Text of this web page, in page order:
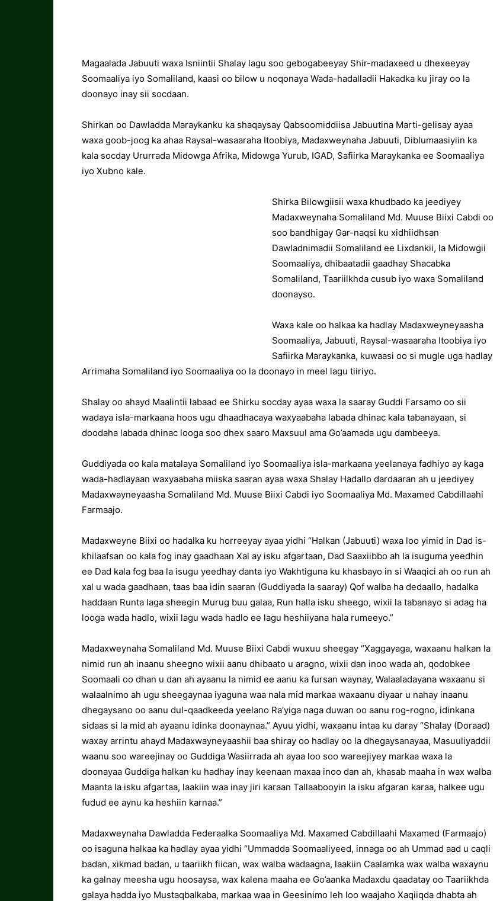
Magaalada Jabuuti waxa Isniintii Shalay lagu soo gebogabeeyay Shir-madaxeed u dhexeeyay
Soomaaliya iyo Somaliland, kaasi oo bilow u noqonaya Wada-hadalladii Hakadka ku jiray oo la
doonayo inay sii socdaan.
Shirkan oo Dawladda Maraykanku ka shaqaysay Qabsoomiddiisa Jabuutina Marti-gelisay ayaa
waxa goob-joog ka ahaa Raysal-wasaaraha Itoobiya, Madaxweynaha Jabuuti, Diblumaasiyiin ka
kala socday Ururrada Midowga Afrika, Midowga Yurub, IGAD, Safiirka Maraykanka ee Soomaaliya
iyo Xubno kale.
Shirka Bilowgiisii waxa khudbado ka jeediyey
Madaxweynaha Somaliland Md. Muuse Biixi Cabdi oo
soo bandhigay Gar-naqsi ku xidhiidhsan
Dawladnimadii Somaliland ee Lixdankii, la Midowgii
Soomaaliya, dhibaatadii gaadhay Shacabka
Somaliland, Taariilkhda cusub iyo waxa Somaliland
doonayso.
Waxa kale oo halkaa ka hadlay Madaxweyneyaasha
Soomaaliya, Jabuuti, Raysal-wasaaraha Itoobiya iyo
Safiirka Maraykanka, kuwaasi oo si mugle uga hadlay
Arrimaha Somaliland iyo Soomaaliya oo la doonayo in meel lagu tiiriyo.
Shalay oo ahayd Maalintii labaad ee Shirku socday ayaa waxa la saaray Guddi Farsamo oo sii
wadaya isla-markaana hoos ugu dhaadhacaya waxyaabaha labada dhinac kala tabanayaan, si
doodaha labada dhinac looga soo dhex saaro Maxsuul ama Go’aamada ugu dambeeya.
Guddiyada oo kala matalaya Somaliland iyo Soomaaliya isla-markaana yeelanaya fadhiyo ay kaga
wada-hadlayaan waxyaabaha miiska saaran ayaa waxa Shalay Hadallo dardaaran ah u jeediyey
Madaxwayneyaasha Somaliland Md. Muuse Biixi Cabdi iyo Soomaaliya Md. Maxamed Cabdillaahi
Farmaajo.
Madaxweyne Biixi oo hadalka ku horreeyay ayaa yidhi “Halkan (Jabuuti) waxa loo yimid in Dad is-
khilaafsan oo kala fog inay gaadhaan Xal ay isku afgartaan, Dad Saaxiibbo ah la isuguma yeedhin
ee Dad kala fog baa la isugu yeedhay danta iyo Wakhtiguna ku khasbayo in si Waaqici ah oo run ah
xal u wada gaadhaan, taas baa idin saaran (Guddiyada la saaray) Qof walba ha dedaallo, hadalka
haddaan Runta laga sheegin Murug buu galaa, Run halla isku sheego, wixii la tabanayo si adag ha
looga wada hadlo, wixii lagu wada hadlo ee lagu heshiiyana hala rumeeyo.”
Madaxweynaha Somaliland Md. Muuse Biixi Cabdi wuxuu sheegay “Xaggayaga, waxaanu halkan la
nimid run ah inaanu sheegno wixii aanu dhibaato u aragno, wixii dan inoo wada ah, qodobkee
Soomaali oo dhan u dan ah ayaanu la nimid ee aanu ka fursan waynay, Walaaladayana waxaanu si
walaalnimo ah ugu sheegaynaa iyaguna waa nala mid markaa waxaanu diyaar u nahay inaanu
dhegaysano oo aanu dul-qaadkeeda yeelano Ra’yiga naga duwan oo aanu rog-rogno, idinkana
sidaas si la mid ah ayaanu idinka doonaynaa.” Ayuu yidhi, waxaanu intaa ku daray “Shalay (Doraad)
waxay arrintu ahayd Madaxwayneyaashii baa shiray oo hadlay oo la dhegaysanayaa, Masuuliyaddii
waanu soo wareejinay oo Guddiga Wasiirrada ah ayaa loo soo wareejiyey markaa waxa la
doonayaa Guddiga halkan ku hadhay inay keenaan maxaa inoo dan ah, khasab maaha in wax walba
Maanta la isku afgartaa, laakiin waa inay jiri karaan Tallaabooyin la isku afgaran karaa, halkee ugu
fudud ee aynu ka heshiin karnaa.”
Madaxweynaha Dawladda Federaalka Soomaaliya Md. Maxamed Cabdillaahi Maxamed (Farmaajo)
oo isaguna halkaa ka hadlay ayaa yidhi “Ummadda Soomaaliyeed, innaga oo ah Ummad aad u caqli
badan, xikmad badan, u taariikh fiican, wax walba wadaagna, laakiin Caalamka wax walba waxaynu
ka galnay meesha ugu hoosaysa, wax kalena maaha ee Go’aanka Madaxdu qaadatay oo Taariikhda
galaya hadda iyo Mustaqbalkaba, markaa waa in Geesinimo leh loo waajaho Xaqiiqda dhabta ah